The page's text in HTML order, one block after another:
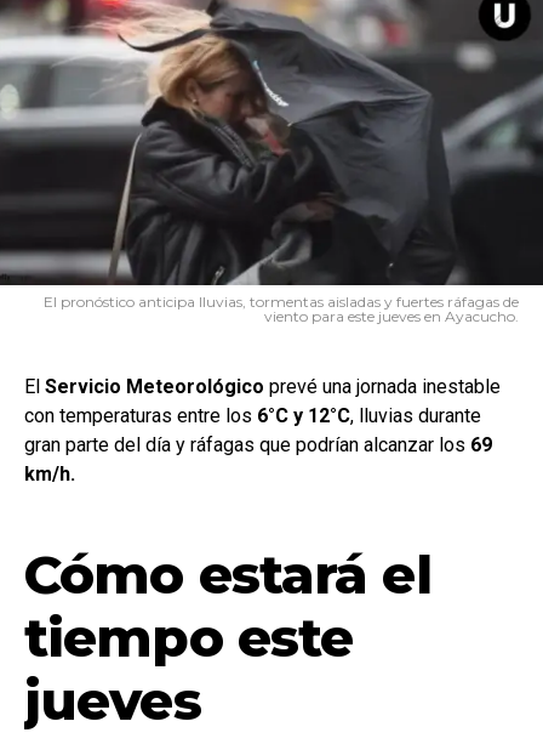
El pronóstico anticipa lluvias, tormentas aisladas y fuertes ráfagas de
viento para este jueves en Ayacucho.
El Servicio Meteorológico prevé una jornada inestable
con temperaturas entre los 6°C y 12°C, lluvias durante
gran parte del día y ráfagas que podrían alcanzar los 69
km/h.
Cómo estará el
tiempo este
jueves